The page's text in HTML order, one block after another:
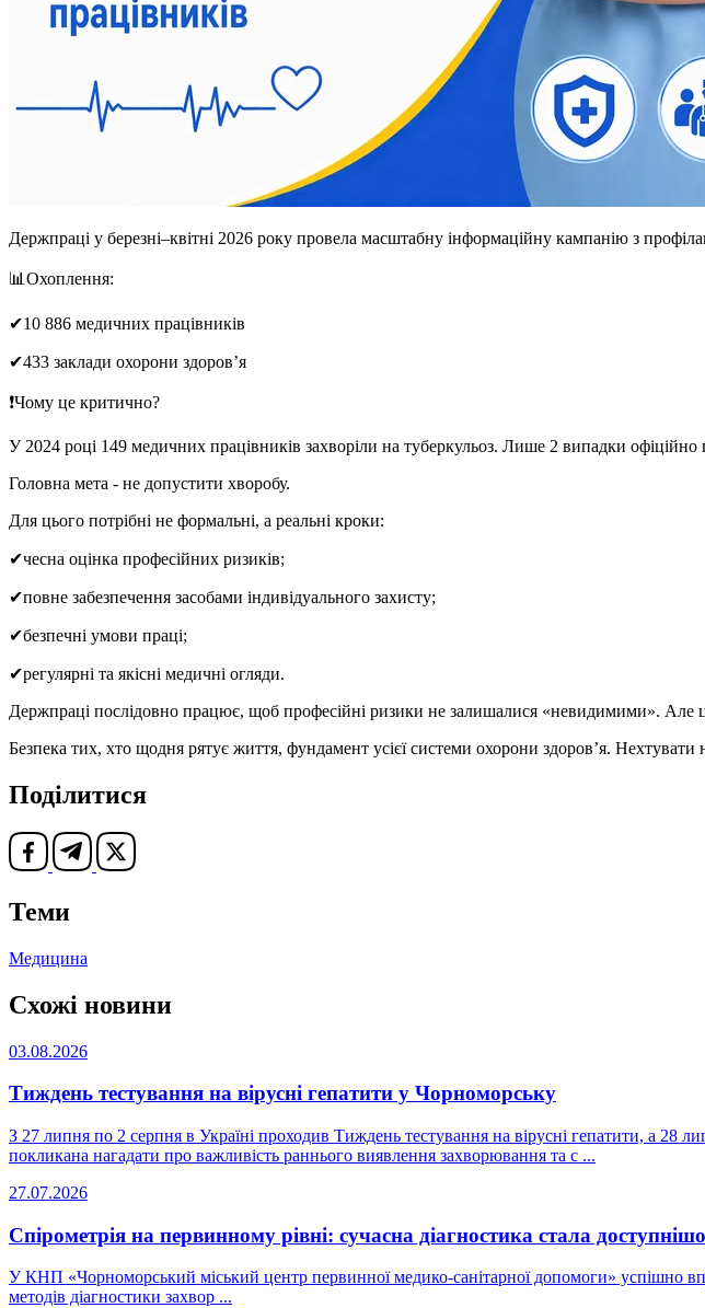
Держпраці у березні–квітні 2026 року провела масштабну інформаційну кампанію з
📊Охоплення:
✔10 886 медичних працівників
✔433 заклади охорони здоров’я
❗Чому це критично?
У 2024 році 149 медичних працівників захворіли на туберкульоз. Лише 2 випадки
Головна мета - не допустити хворобу.
Для цього потрібні не формальні, а реальні кроки:
✔чесна оцінка професійних ризиків;
✔повне забезпечення засобами індивідуального захисту;
✔безпечні умови праці;
✔регулярні та якісні медичні огляди.
Держпраці послідовно працює, щоб професійні ризики не залишалися «невидимими». Але
Безпека тих, хто щодня рятує життя, фундамент усієї системи охорони здоров’я.
Поділитися
Теми
Медицина
Схожі новини
03.08.2026
Тиждень тестування на вірусні гепатити у Чорноморську
З 27 липня по 2 серпня в Україні проходив Тиждень тестування на вірусні гепатити, а 28
покликана нагадати про важливість раннього виявлення захворювання та с ...
27.07.2026
Спірометрія на первинному рівні: сучасна діагностика стала
У КНП «Чорноморський міський центр первинної медико-санітарної допомоги» успішно
методів діагностики захвор ...